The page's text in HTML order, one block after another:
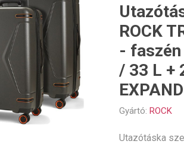
ROCK
-
/ 33 L +
Gyártó: ROCK
Utazótáska